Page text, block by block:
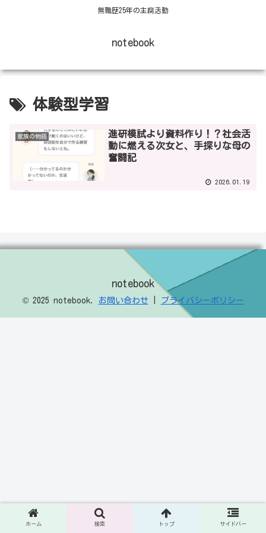
無職歴25年の主腐活動
notebook
体験型学習
家族の物語
進研模試より資料作り！？社会活
動に燃える次女と、手探りな母の
奮闘記
2026.01.19
notebook
© 2025 notebook. お問い合わせ プライバシーポリシー
ホーム 検索 トップ サイドバー